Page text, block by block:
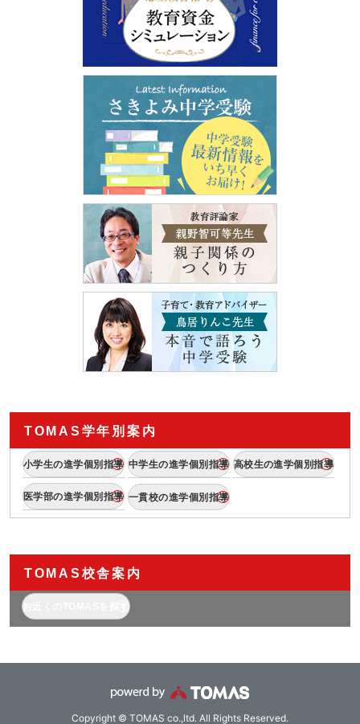
TOMAS学年別案内
小学生の進学個別指導 中学生の進学個別指導 高校生の進学個別指導
医学部の進学個別指導 一貫校の進学個別指導
TOMAS校舎案内
お近くのTOMASを探す
Copyright © TOMAS co.,ltd. All Rights Reserved.